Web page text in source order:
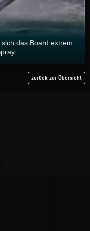
das Board extrem
zurück zur Übersicht